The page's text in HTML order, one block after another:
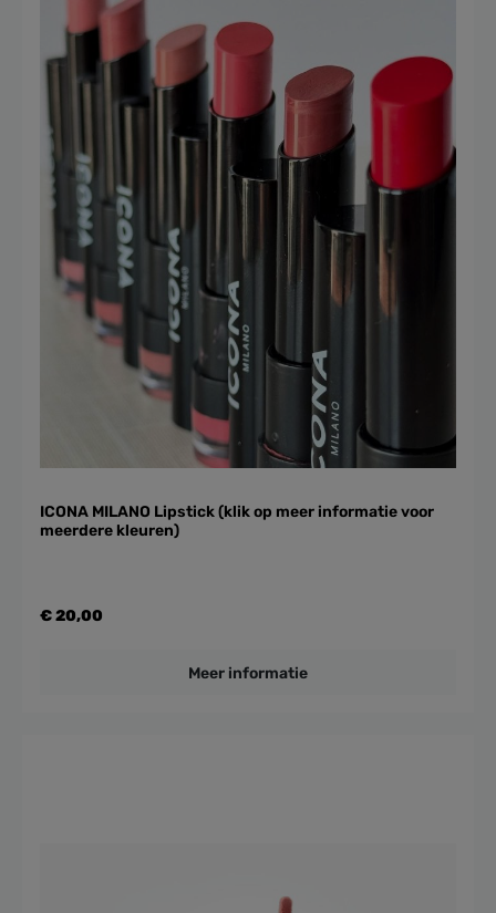
ICONA MILANO Lipstick (klik op meer informatie voor
meerdere kleuren)
€ 20,00
Meer informatie